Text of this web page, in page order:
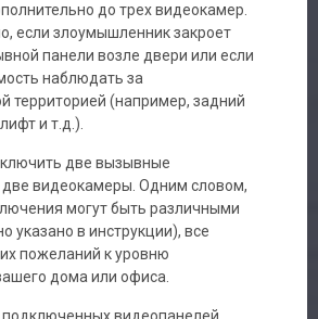
до трех видеокамер.
если злоумышленник закроет
панели возле двери или если
наблюдать за
территорией (например, задний
и т.д.).
две вызывные
видеокамеры. Одним словом,
могут быть различными
указано в инструкции), все
пожеланий к уровню
дома или офиса.